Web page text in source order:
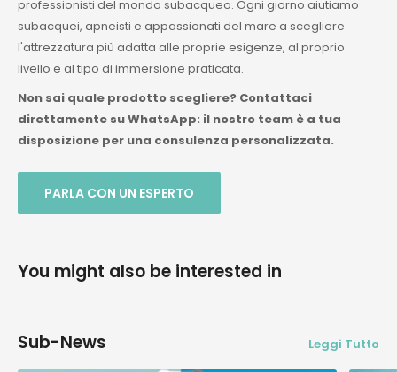
professionisti del mondo subacqueo. Ogni giorno aiutiamo
subacquei, apneisti e appassionati del mare a scegliere
l'attrezzatura più adatta alle proprie esigenze, al proprio
livello e al tipo di immersione praticata.
Non sai quale prodotto scegliere? Contattaci
direttamente su WhatsApp: il nostro team è a tua
disposizione per una consulenza personalizzata.
PARLA CON UN ESPERTO
You might also be interested in
Sub-News Leggi Tutto